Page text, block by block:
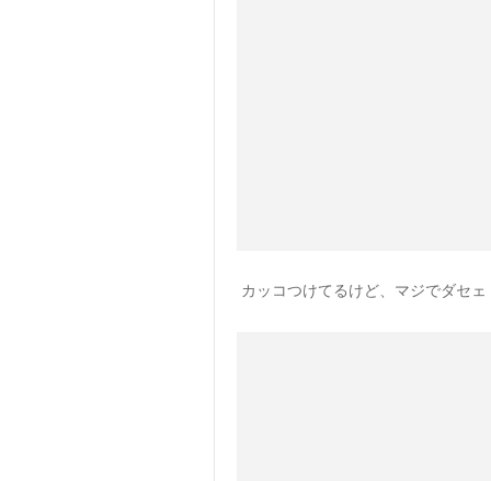
カッコつけてるけど、マジでダセェ